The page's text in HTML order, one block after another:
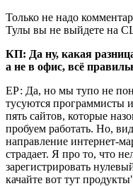
Только не надо
Тулы вы не выйдете на
КП: Да ну, какая
а не в офис, всё
ЕР: Да, но мы тупо не
тусуются программисты
пять сайтов, которые
пробуем работать. Но,
направление интернет-
страдает. Я про то, что
зарегистрировать
качайте вот тут